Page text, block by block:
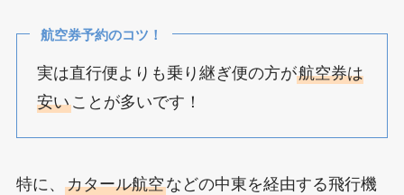
航空券予約のコツ！
実は直行便よりも乗り継ぎ便の方が航空券は
安いことが多いです！
特に、 カタール航空などの中東を経由する飛行機